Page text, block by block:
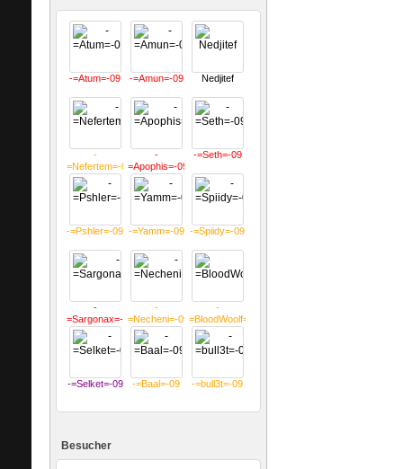
-=Atum=-09 -=Amun=-09 Nedjitef
-
=Nefertem=-09
-
=Apophis=-09
-=Seth=-09
-=Pshler=-09 -=Yamm=-09 -=Spiidy=-09
-
=Sargonax=-09
-
=Necheni=-09
-
=BloodWoolf=-09
-=Selket=-09 -=Baal=-09 -=bull3t=-09
Besucher